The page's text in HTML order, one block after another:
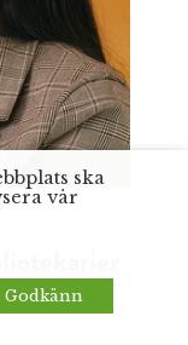
ska
vår
Godkänn